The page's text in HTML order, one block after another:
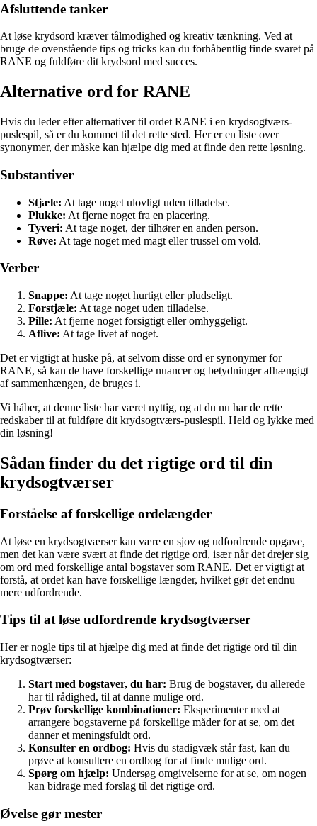
Afsluttende tanker
At løse krydsord kræver tålmodighed og kreativ tænkning. Ved at
bruge de ovenstående tips og tricks kan du forhåbentlig finde svaret på
RANE og fuldføre dit krydsord med succes.
Alternative ord for RANE
Hvis du leder efter alternativer til ordet RANE i en krydsogtværs-
puslespil, så er du kommet til det rette sted. Her er en liste over
synonymer, der måske kan hjælpe dig med at finde den rette løsning.
Substantiver
Stjæle: At tage noget ulovligt uden tilladelse.
Plukke: At fjerne noget fra en placering.
Tyveri: At tage noget, der tilhører en anden person.
Røve: At tage noget med magt eller trussel om vold.
Verber
Snappe: At tage noget hurtigt eller pludseligt.
Forstjæle: At tage noget uden tilladelse.
Pille: At fjerne noget forsigtigt eller omhyggeligt.
Aflive: At tage livet af noget.
Det er vigtigt at huske på, at selvom disse ord er synonymer for
RANE, så kan de have forskellige nuancer og betydninger afhængigt
af sammenhængen, de bruges i.
Vi håber, at denne liste har været nyttig, og at du nu har de rette
redskaber til at fuldføre dit krydsogtværs-puslespil. Held og lykke med
din løsning!
Sådan finder du det rigtige ord til din
krydsogtværser
Forståelse af forskellige ordelængder
At løse en krydsogtværser kan være en sjov og udfordrende opgave,
men det kan være svært at finde det rigtige ord, især når det drejer sig
om ord med forskellige antal bogstaver som RANE. Det er vigtigt at
forstå, at ordet kan have forskellige længder, hvilket gør det endnu
mere udfordrende.
Tips til at løse udfordrende krydsogtværser
Her er nogle tips til at hjælpe dig med at finde det rigtige ord til din
krydsogtværser:
Start med bogstaver, du har: Brug de bogstaver, du allerede
har til rådighed, til at danne mulige ord.
Prøv forskellige kombinationer: Eksperimenter med at
arrangere bogstaverne på forskellige måder for at se, om det
danner et meningsfuldt ord.
Konsulter en ordbog: Hvis du stadigvæk står fast, kan du
prøve at konsultere en ordbog for at finde mulige ord.
Spørg om hjælp: Undersøg omgivelserne for at se, om nogen
kan bidrage med forslag til det rigtige ord.
Øvelse gør mester